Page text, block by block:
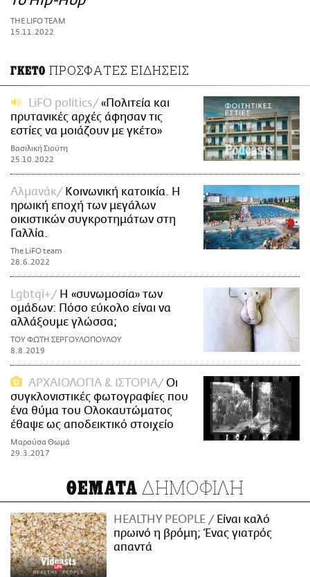
ΑΜΠΑ
PRINT
THE LIFO TEAM
15.11.2022
ΓΚΕΤΟ ΠΡΟΣΦΑΤΕΣ ΕΙΔΗΣΕΙΣ
LiFO politics
«Πολιτεία και
πρυτανικές αρχές άφησαν τις
εστίες να μοιάζουν με γκέτο»
Βασιλική Σιούτη
25.10.2022
Αλμανάκ
Κοινωνική κατοικία. Η
ηρωική εποχή των μεγάλων
οικιστικών συγκροτημάτων στη
Γαλλία.
The LiFO team
28.6.2022
Lgbtqi+
Η «συνωμοσία» των
ομάδων: Πόσο εύκολο είναι να
αλλάξουμε γλώσσα;
ΤΟΥ ΦΩΤΗ ΣΕΡΓΟΥΛΟΠΟΥΛΟΥ
8.8.2019
ΑΡΧΑΙΟΛΟΓΙΑ & ΙΣΤΟΡΙΑ
Οι
συγκλονιστικές φωτογραφίες που
ένα θύμα του Ολοκαυτώματος
έθαψε ως αποδεικτικό στοιχείο
Μαρούσα Θωμά
29.3.2017
ΘΕΜΑΤΑ ΔΗΜΟΦΙΛΗ
HEALTHY PEOPLE
Είναι καλό
πρωινό η βρόμη; Ένας γιατρός
απαντά